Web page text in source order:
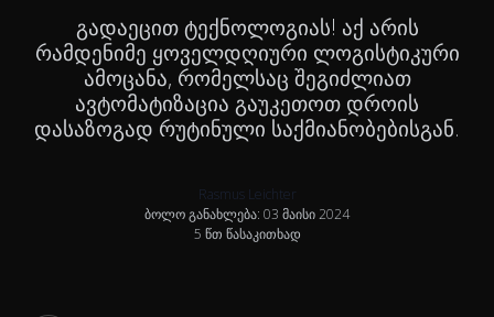
გადაეცით ტექნოლოგიას! აქ არის
რამდენიმე ყოველდღიური ლოგისტიკური
ამოცანა, რომელსაც შეგიძლიათ
ავტომატიზაცია გაუკეთოთ დროის
დასაზოგად რუტინული საქმიანობებისგან.
Rasmus Leichter
ბოლო განახლება: 03 მაისი 2024
5 წთ წასაკითხად